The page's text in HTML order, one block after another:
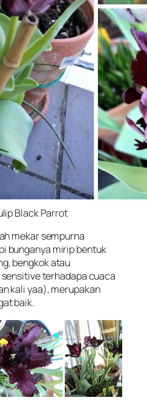
Black Parrot
mekar sempurna
bunganya mirip bentuk
bengkok atau
terhadapa cuaca
kali yaa), merupakan
baik.